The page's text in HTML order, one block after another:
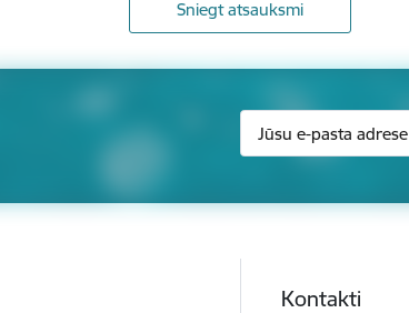
Sniegt atsauksmi
Kontakti